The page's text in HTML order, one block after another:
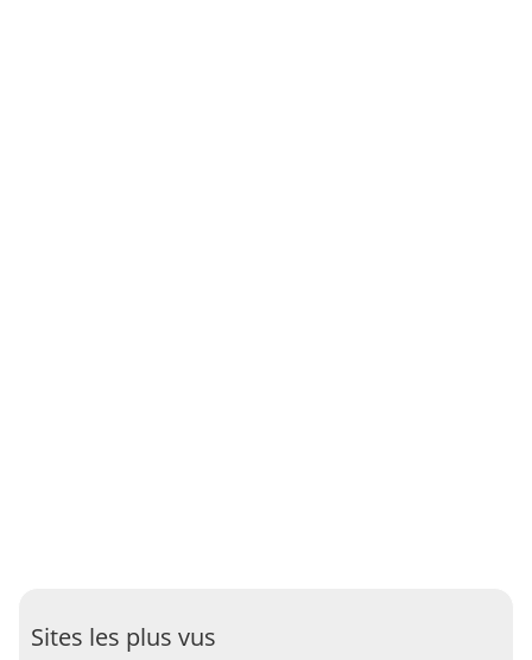
Sites les plus vus